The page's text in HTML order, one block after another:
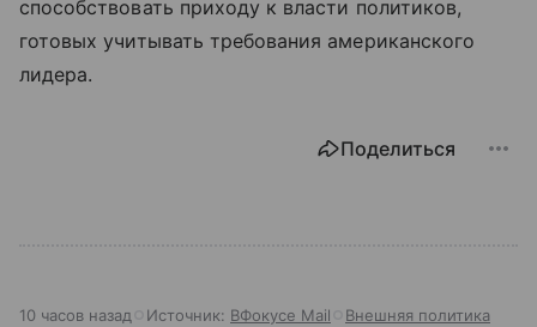
способствовать приходу к власти политиков,
готовых учитывать требования американского
лидера.
Поделиться
10 часов назад Источник: ВФокусе Mail Внешняя политика